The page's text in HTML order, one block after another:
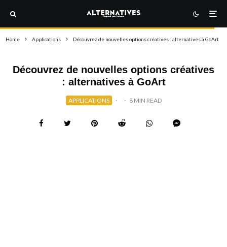
Home Applications Découvrez de nouvelles options créatives : alternatives à GoArt
Découvrez de nouvelles options créatives
: alternatives à GoArt
APPLICATIONS · · 8 MIN READ